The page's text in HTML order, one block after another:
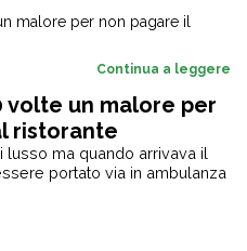
Continua a leggere
volte un malore per
ristorante
lusso ma quando arrivava il
portato via in ambulanza